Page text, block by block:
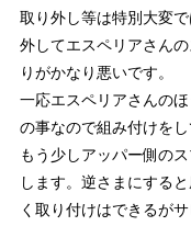
取り外し等は特別大変
外してエスペリアさん
りがかなり悪いです。
一応エスペリアさんの
の事なので組み付けをし
もう少しアッパー側の
します。逆さまにする
く取り付けはできるが